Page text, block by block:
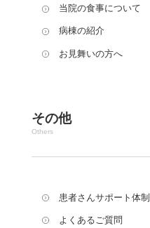
当院の食事について
病棟の紹介
お見舞いの方へ
その他
Others
患者さんサポート体制
よくあるご質問